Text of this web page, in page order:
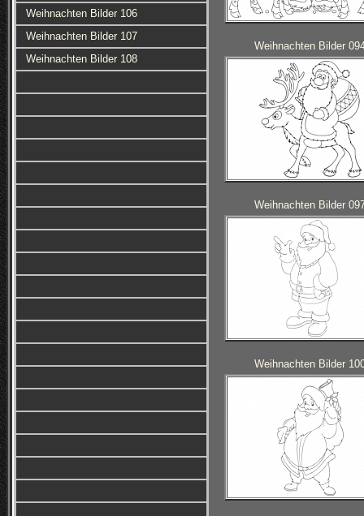
Weihnachten Bilder 106
Weihnachten Bilder 107
Weihnachten Bilder 108
Weihnachten Bilder
Weihnachten Bilder
Weihnachten Bilder